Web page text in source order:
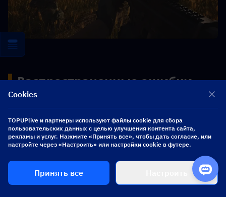
▍Распространенные ошибки
новичков и способы их
исправления
Ошибка №1: Слишком раннее использование
топового снаряжения * Решение: Начинайте
с бюджетных сборок. Переходите на более
высокий уровень снаряжения только тогда,
Cookies
TOPUPlive и партнеры используют файлы cookie для сбора
пользовательских данных с целью улучшения контента сайта,
рекламы и услуг. Нажмите «Принять все», чтобы дать согласие, или
настройте через «Настроить» или настройки cookie в футере.
Принять все